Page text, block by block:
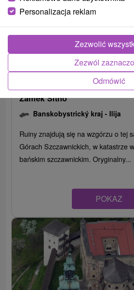
Zamek Sitno
Banskobystrický kraj - Ilija
Ruiny znajdują się na wzgórzu o tej
Górach Szczawnickich, w katastrze
bańskim szczawnickim. Oryginalny...
POKAZ
Personalizacja reklam
Odmówić
Zezwól
Zezwolić